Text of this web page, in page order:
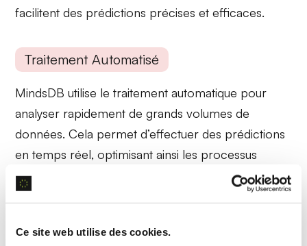
Ce site web utilise des cookies.
facilitent des prédictions précises et efficaces.
Traitement Automatisé
MindsDB utilise letraitement automatique pour
analyser rapidement de grands volumes de
données. Cela permet d’effectuer des prédictions
en temps réel, optimisant ainsi les processus
décisionnels et les performances.
Lors d’un achat en ligne, MindsDB traite les